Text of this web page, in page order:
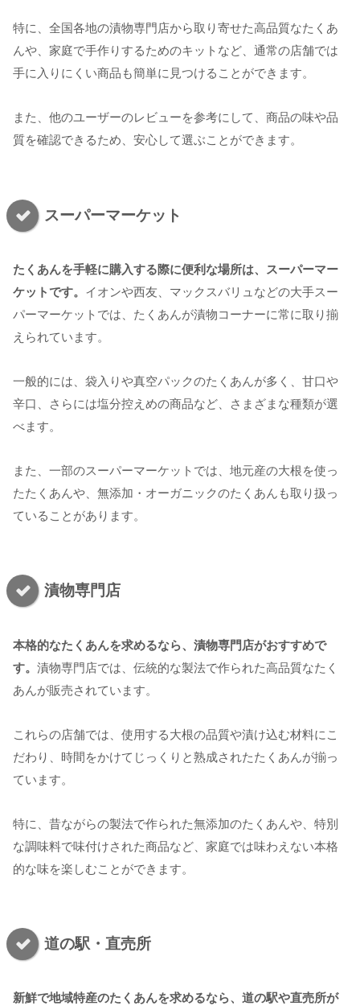
特に、全国各地の漬物専門店から取り寄せた高品質なたくあ
んや、家庭で手作りするためのキットなど、通常の店舗では
手に入りにくい商品も簡単に見つけることができます。
また、他のユーザーのレビューを参考にして、商品の味や品
質を確認できるため、安心して選ぶことができます。
スーパーマーケット
たくあんを手軽に購入する際に便利な場所は、スーパーマー
ケットです。 イオンや西友、マックスバリュなどの大手スー
パーマーケットでは、たくあんが漬物コーナーに常に取り揃
えられています。
一般的には、袋入りや真空パックのたくあんが多く、甘口や
辛口、さらには塩分控えめの商品など、さまざまな種類が選
べます。
また、一部のスーパーマーケットでは、地元産の大根を使っ
たたくあんや、無添加・オーガニックのたくあんも取り扱っ
ていることがあります。
漬物専門店
本格的なたくあんを求めるなら、漬物専門店がおすすめで
す。 漬物専門店では、伝統的な製法で作られた高品質なたく
あんが販売されています。
これらの店舗では、使用する大根の品質や漬け込む材料にこ
だわり、時間をかけてじっくりと熟成されたたくあんが揃っ
ています。
特に、昔ながらの製法で作られた無添加のたくあんや、特別
な調味料で味付けされた商品など、家庭では味わえない本格
的な味を楽しむことができます。
道の駅・直売所
新鮮で地域特産のたくあんを求めるなら、道の駅や直売所が